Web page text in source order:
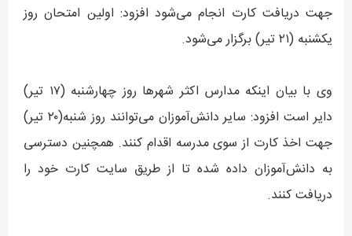
جهت دریافت کارت انجام می‌شود افزود: اولین امتحان روز
یکشنبه (۲۱ تیر) برگزار می‌شود.
وی با بیان اینکه مدارس اکثر شهرها روز چهارشنبه (۱۷ تیر)
دایر است افزود: سایر دانش‌آموزان می‌توانند روز شنبه(۲۰ تیر)
جهت اخذ کارت از سوی مدرسه اقدام کنند. همچنین دسترسی
به دانش‌آموزان داده شده تا از طریق سایت کارت خود را
دریافت کنند.